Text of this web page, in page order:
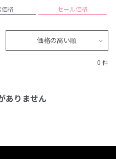
価格 セール価格
価格の高い順
0 件
ありません